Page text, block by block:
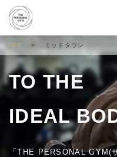
TOP ミッドタウン
TO THE
IDEAL
「THE PERSONAL GYM(